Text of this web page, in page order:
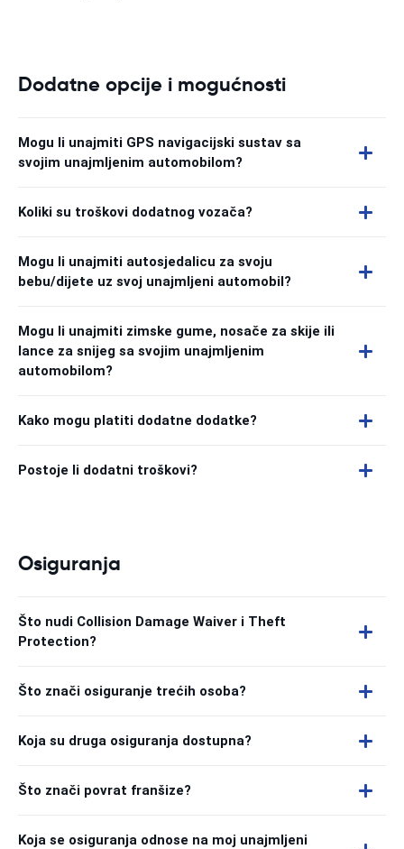
Dodatne opcije i mogućnosti
Mogu li unajmiti GPS navigacijski sustav sa
svojim unajmljenim automobilom?
Koliki su troškovi dodatnog vozača?
Mogu li unajmiti autosjedalicu za svoju
bebu/dijete uz svoj unajmljeni automobil?
Mogu li unajmiti zimske gume, nosače za skije ili
lance za snijeg sa svojim unajmljenim
automobilom?
Kako mogu platiti dodatne dodatke?
Postoje li dodatni troškovi?
Osiguranja
Što nudi Collision Damage Waiver i Theft
Protection?
Što znači osiguranje trećih osoba?
Koja su druga osiguranja dostupna?
Što znači povrat franšize?
Koja se osiguranja odnose na moj unajmljeni